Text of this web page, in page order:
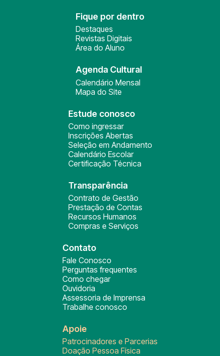
Fique por dentro
Destaques
Revistas Digitais
Área do Aluno
Agenda Cultural
Calendário Mensal
Mapa do Site
Estude conosco
Como ingressar
Inscrições Abertas
Seleção em Andamento
Calendário Escolar
Certificação Técnica
Transparência
Contrato de Gestão
Prestação de Contas
Recursos Humanos
Compras e Serviços
Contato
Fale Conosco
Perguntas frequentes
Como chegar
Ouvidoria
Assessoria de Imprensa
Trabalhe conosco
Apoie
Patrocinadores e Parcerias
Doação Pessoa Física